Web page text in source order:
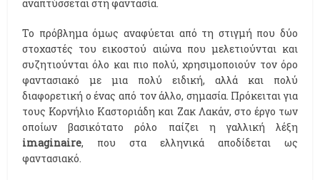
αναπτύσσεται στη φαντασία.
Το πρόβλημα όμως αναφύεται από τη στιγμή που δύο
στοχαστές του εικοστού αιώνα που μελετιούνται και
συζητιούνται όλο και πιο πολύ, χρησιμοποιούν τον όρο
φαντασιακό με μια πολύ ειδική, αλλά και πολύ
διαφορετική ο ένας από τον άλλο, σημασία. Πρόκειται για
τους Κορνήλιο Καστοριάδη και Ζακ Λακάν, στο έργο των
οποίων βασικότατο ρόλο παίζει η γαλλική λέξη
imaginaire, που στα ελληνικά αποδίδεται ως
φαντασιακό.